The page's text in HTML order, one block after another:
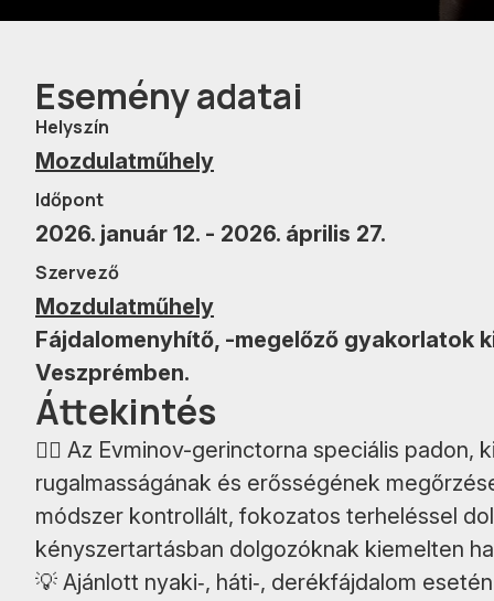
Esemény adatai
Helyszín
Mozdulatműhely
Időpont
2026. január 12. - 2026. április 27.
Szervező
Mozdulatműhely
Fájdalomenyhítő, -megelőző gyakorlatok
Veszprémben.
Áttekintés
🤸‍♀️ Az Evminov-gerinctorna speciális padon,
rugalmasságának és erősségének
módszer kontrollált, fokozatos terheléssel
kényszertartásban dolgozóknak kiemelten
💡 Ajánlott nyaki‑, háti‑, derékfájdalom